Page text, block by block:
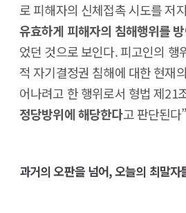
로 피해자의 신체접촉 시도를 저
유효하게 피해자의 침해행위를
었던 것으로 보인다. 피고인의 행
적 자기결정권 침해에 대한 현재
어나려고 한 행위로서 형법 제21
정당방위에 해당한다고 판단된다
과거의 오판을 넘어, 오늘의 최말자